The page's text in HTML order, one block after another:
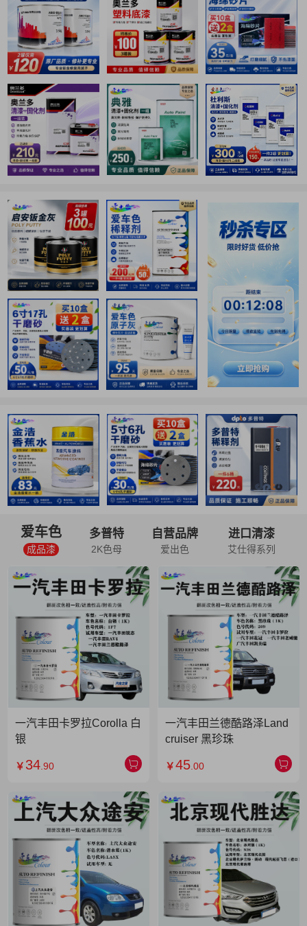
爱车色
成品漆
多普特
2K色母
自营品牌
爱出色
进口清漆
艾仕得系列
一汽丰田卡罗拉Corolla 白
银
￥ 34 .90
一汽丰田兰德酷路泽Land
cruiser 黑珍珠
￥45 .00